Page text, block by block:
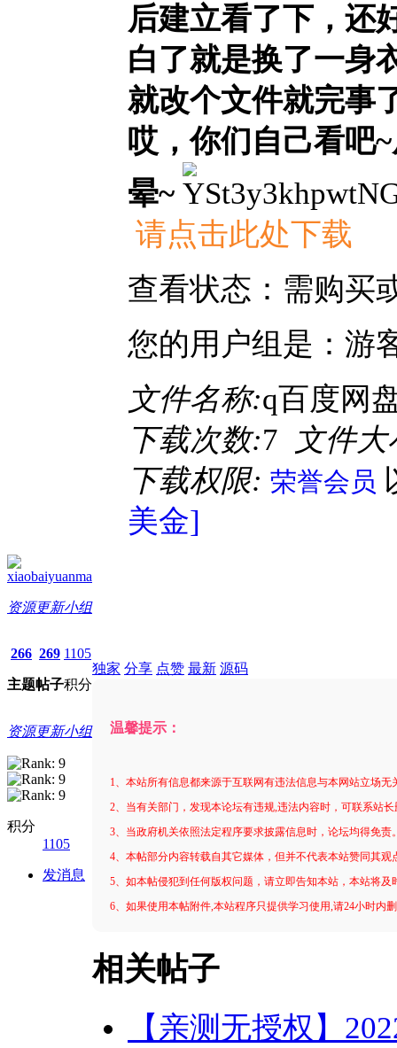
xiaobaiyuanma
资源更新小组
266
主题
269
帖子
1105
积分
资源更新小组
积分
1105
发消息
后建立看了下，还
白了就是换了一身
就改个文件就完事
哎，你们自己看吧~
晕~
请点击此处下载
查看状态：需购买
您的用户组是：游
文件名称:q百度网
下载次数:7
文件
下载权限: 荣誉会员
美金]
独家 分享 点赞 最新 源码
温馨提示：
1、本站所有信息都来源于互联网有违法信息与本网站立场无
2、当有关部门，发现本论坛有违规,违法内容时，可联系站
3、当政府机关依照法定程序要求披露信息时，论坛均得免责
4、本帖部分内容转载自其它媒体，但并不代表本站赞同其观
5、如本帖侵犯到任何版权问题，请立即告知本站，本站将及
6、如果使用本帖附件,本站程序只提供学习使用,请24小时内
相关帖子
【亲测无授权】